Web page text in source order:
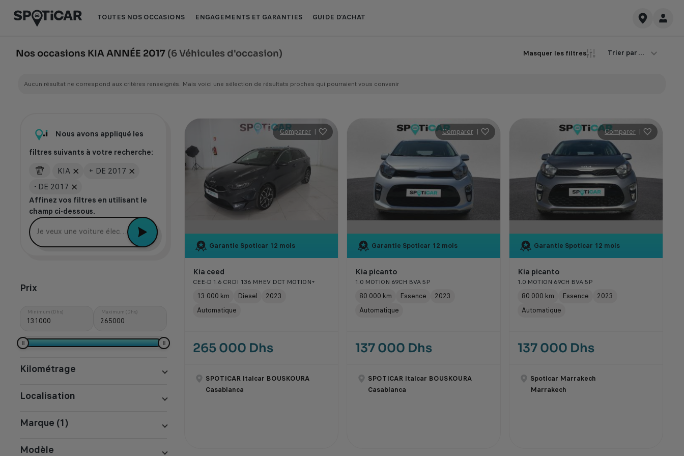
contenu
TOUTES NOS OCCASIONS ENGAGEMENTS ET GARANTIES GUIDE D'ACHAT
Nos occasions KIA ANNÉE 2017 (6 Véhicules d'occasion) Masquer les filtres Trier par ...
Aucun résultat ne correspond aux critères renseignés. Mais voici une sélection de résultats proches qui pourraient vous convenir
Nous avons appliqué les
filtres suivants à votre recherche:
KIA
+ DE 2017
- DE 2017
Affinez vos filtres en utilisant le
champ ci-dessous.
Peugeot 2008
Prix
Minimum (Dhs) Maximum (Dhs)
Kilométrage
Localisation
Marque (1)
Modèle
Comparer |
Garantie Spoticar 12 mois
Kia ceed
CEE-D 1.6 CRDI 136 MHEV DCT MOTION+
13 000 km Diesel
2023
Automatique
265 000 Dhs
SPOTICAR Italcar BOUSKOURA
Casablanca
Comparer |
Garantie Spoticar 12 mois
Kia picanto
1.0 MOTION 69CH BVA 5P
80 000 km Essence
2023
Automatique
137 000 Dhs
SPOTICAR Italcar BOUSKOURA
Casablanca
Comparer |
Garantie Spoticar 12 mois
Kia picanto
1.0 MOTION 69CH BVA 5P
80 000 km Essence
2023
Automatique
137 000 Dhs
Spoticar Marrakech
Marrakech